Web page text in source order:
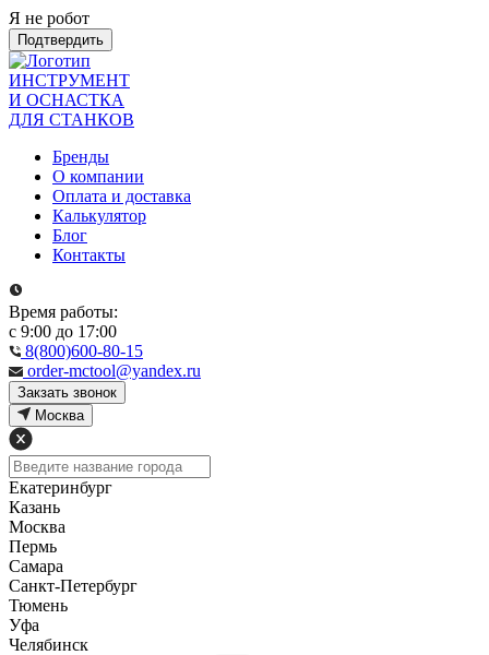
Я не робот
Подтвердить
ИНСТРУМЕНТ
И ОСНАСТКА
ДЛЯ СТАНКОВ
Бренды
О компании
Оплата и доставка
Калькулятор
Блог
Контакты
Время работы:
с 9:00 до 17:00
8(800)600-80-15
order-mctool@yandex.ru
Закзать звонок
Москва
Екатеринбург
Казань
Москва
Пермь
Самара
Санкт-Петербург
Тюмень
Уфа
Челябинск